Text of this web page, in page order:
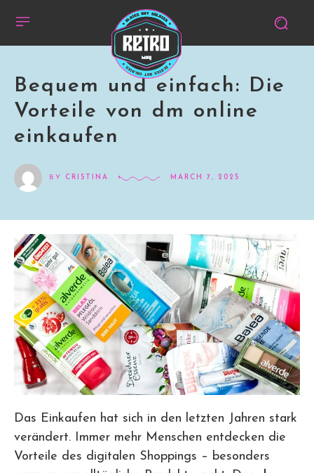
Bequem und einfach: Die
Vorteile von dm online
einkaufen
BY CRISTINA MARCH 7, 2025
Das Einkaufen hat sich in den letzten Jahren stark
verändert. Immer mehr Menschen entdecken die
Vorteile des digitalen Shoppings – besonders